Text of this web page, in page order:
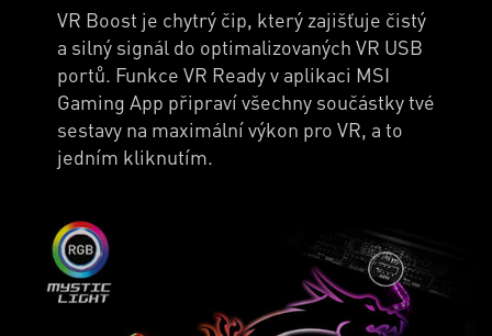
VR Boost je chytrý čip, který zajišťuje čistý
a silný signál do optimalizovaných VR USB
portů. Funkce VR Ready v aplikaci MSI
Gaming App připraví všechny součástky tvé
sestavy na maximální výkon pro VR, a to
jedním kliknutím.